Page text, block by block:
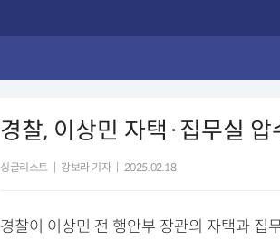
경찰, 이상민 자택·집무실
싱글리스트 강보라 기자 2025.02.18
경찰이 이상민 전 행안부 장관의 자택과 집